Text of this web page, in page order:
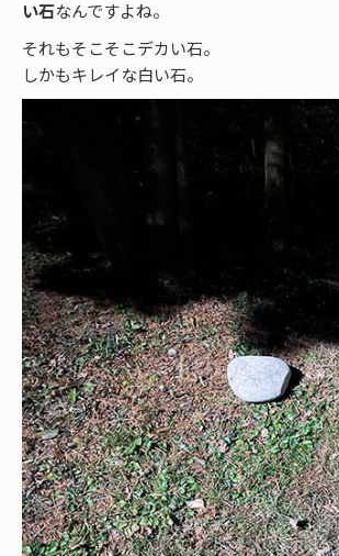
い石なんですよね。
それもそこそこデカい石。
しかもキレイな白い石。